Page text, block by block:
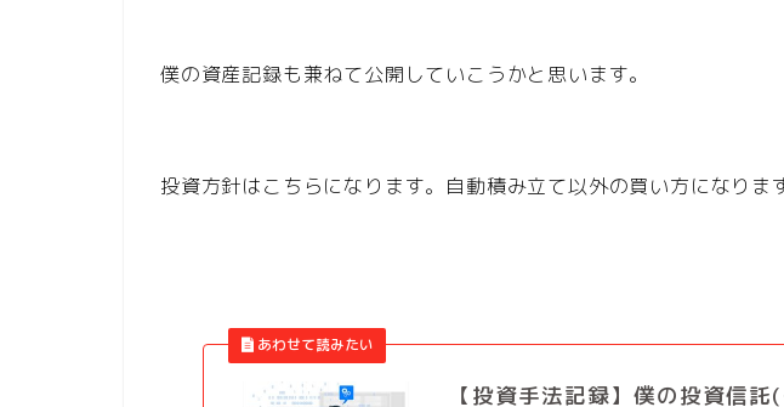
僕の資産記録も兼ねて公開していこうかと思います。
投資方針はこちらになります。自動積み立て以外の買い方になりま
【投資手法記録】僕の投資信